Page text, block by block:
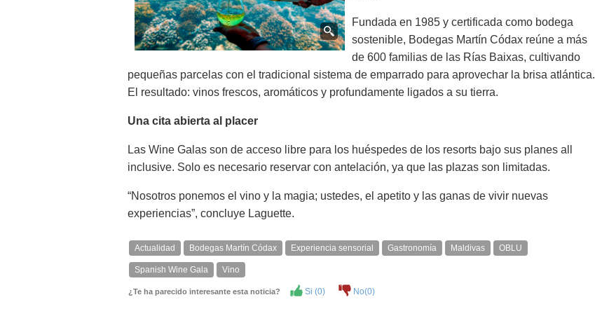
Fundada en 1985 y certificada como bodega
sostenible, Bodegas Martín Códax reúne a más
de 600 familias de las Rías Baixas, cultivando
pequeñas parcelas con el tradicional sistema de emparrado para aprovechar la brisa atlántica.
El resultado: vinos frescos, aromáticos y profundamente ligados a su tierra.
Una cita abierta al placer
Las Wine Galas son de acceso libre para los huéspedes de los resorts bajo sus planes all
inclusive. Solo es necesario reservar con antelación, ya que las plazas son limitadas.
“Nosotros ponemos el vino y la magia; ustedes, el apetito y las ganas de vivir nuevas
experiencias”, concluye Laguette.
Actualidad Bodegas Martín Códax Experiencia sensorial Gastronomía Maldivas OBLU
Spanish Wine Gala Vino
¿Te ha parecido interesante esta noticia? Si (0) No(0)